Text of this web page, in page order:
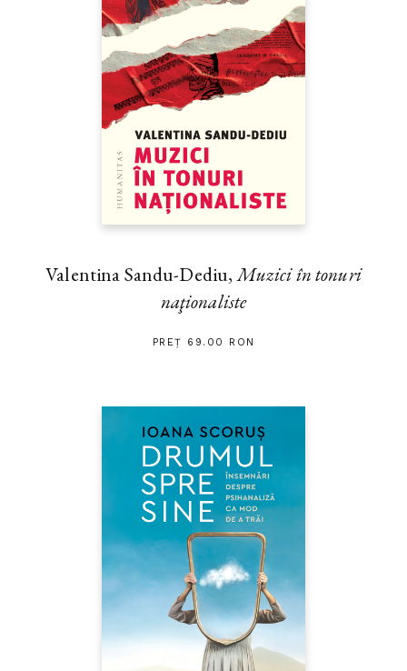
Valentina Sandu-Dediu,Muzici în tonuri
naţionaliste
PREȚ 69.00 RON